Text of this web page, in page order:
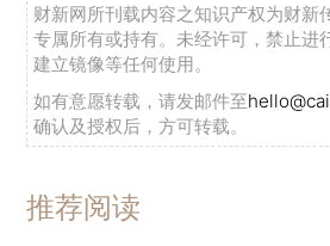
财新网所刊载内容之知识产权为财新
专属所有或持有。未经许可，禁止进
建立镜像等任何使用。
如有意愿转载，请发邮件至
确认及授权后，方可转载。
推荐阅读